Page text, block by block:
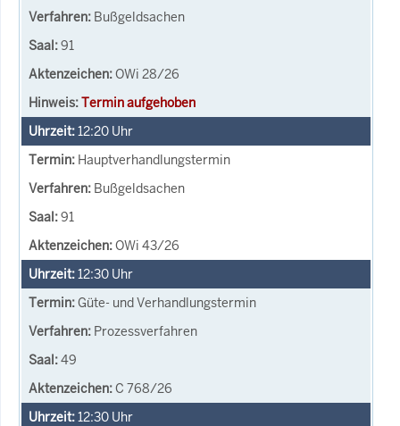
Bußgeldsachen
91
OWi 28/26
Termin aufgehoben
12:20 Uhr
Hauptverhandlungstermin
Bußgeldsachen
91
OWi 43/26
12:30 Uhr
Güte- und Verhandlungstermin
Prozessverfahren
49
C 768/26
12:30 Uhr